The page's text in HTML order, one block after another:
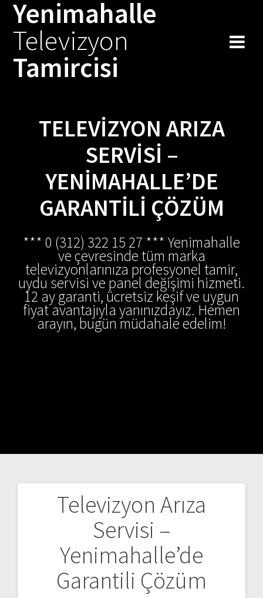
Skip
to
Yenimahalle
Televizyon
Tamircisi
TELEVIZYON ARIZA
SERVISI –
YENIMAHALLE’DE
GARANTILI ÇÖZÜM
*** 0 (312) 322 15 27 *** Yenimahalle
ve çevresinde tüm marka
televizyonlarınıza profesyonel tamir,
uydu servisi ve panel değişimi hizmeti.
12 ay garanti, ücretsiz keşif ve uygun
fiyat avantajıyla yanınızdayız. Hemen
arayın, bugün müdahale edelim!
Televizyon Arıza
Servisi –
Yenimahalle’de
Garantili Çözüm
gezinmesi